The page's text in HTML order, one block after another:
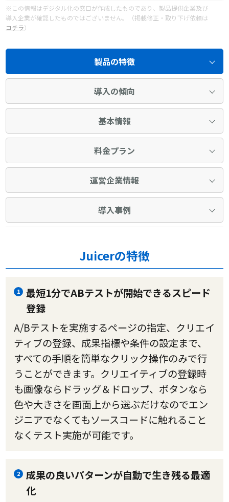
※この情報はデジタル化の窓口が作成したものであり、製品提供企業及び
導入企業が確認したものではございません。（掲載修正・取り下げ依頼は
コチラ）
製品の特徴
導入の傾向
基本情報
料金プラン
運営企業情報
導入事例
Juicerの特徴
1
最短1分でABテストが開始できるスピード
登録
A/Bテストを実施するページの指定、クリエイ
ティブの登録、成果指標や条件の設定まで、
すべての手順を簡単なクリック操作のみで行
うことができます。クリエイティブの登録時
も画像ならドラッグ＆ドロップ、ボタンなら
色や大きさを画面上から選ぶだけなのでエン
ジニアでなくてもソースコードに触れること
なくテスト実施が可能です。
2
成果の良いパターンが自動で生き残る最適
化